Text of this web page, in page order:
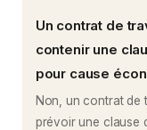
Un contrat de
contenir une
pour cause
Non, un contrat de
prévoir une clause